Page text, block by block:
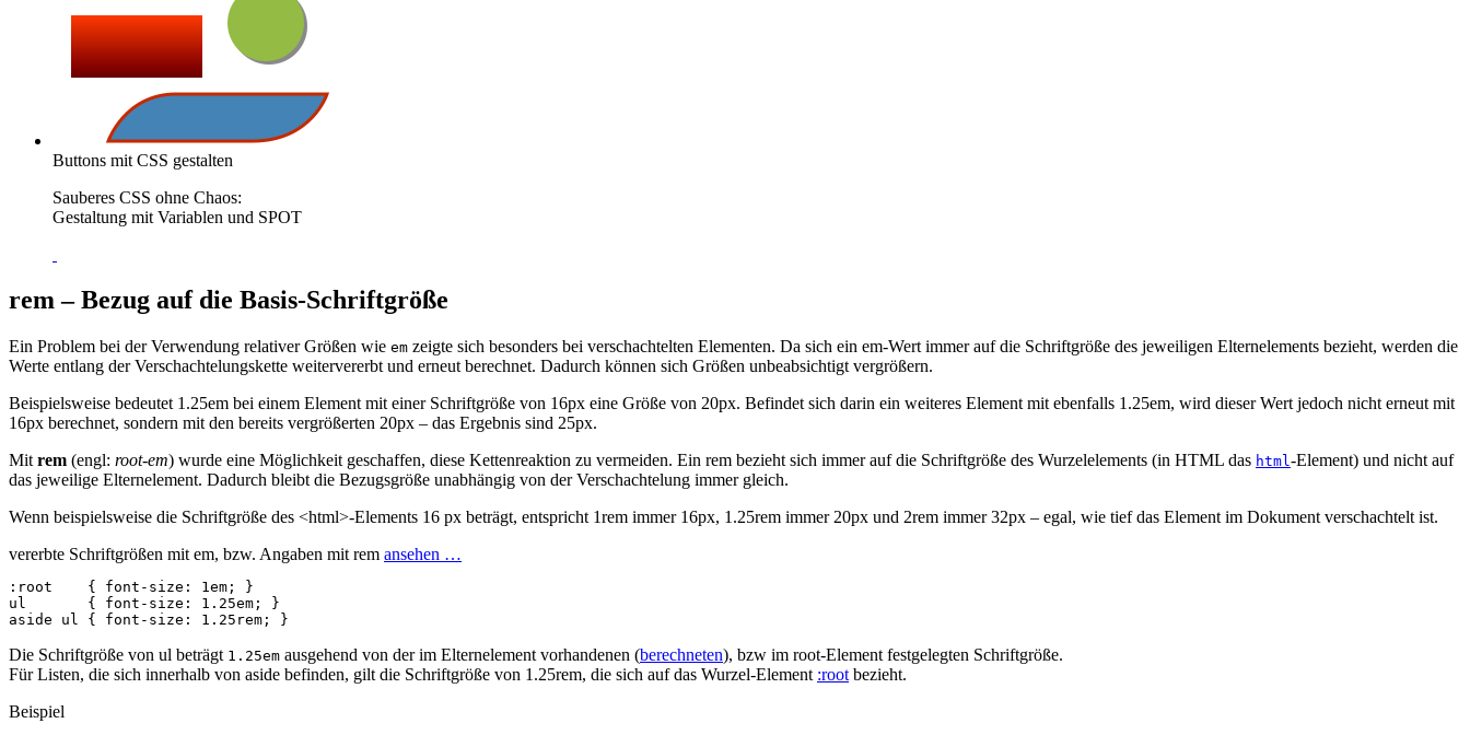
Buttons mit CSS gestalten
Sauberes CSS ohne Chaos:
Gestaltung mit Variablen und SPOT
rem – Bezug auf die Basis-Schriftgröße
Ein Problem bei der Verwendung relativer Größen wie em zeigte sich besonders bei verschachtelten Elementen. Da sich ein em-Wert immer auf die Schriftgröße des jeweiligen Elternelements bezieht, werden die
Werte entlang der Verschachtelungskette weitervererbt und erneut berechnet. Dadurch können sich Größen unbeabsichtigt vergrößern.
Beispielsweise bedeutet 1.25em bei einem Element mit einer Schriftgröße von 16px eine Größe von 20px. Befindet sich darin ein weiteres Element mit ebenfalls 1.25em, wird dieser Wert jedoch nicht erneut mit
16px berechnet, sondern mit den bereits vergrößerten 20px – das Ergebnis sind 25px.
Mit rem (engl: root-em) wurde eine Möglichkeit geschaffen, diese Kettenreaktion zu vermeiden. Ein rem bezieht sich immer auf die Schriftgröße des Wurzelelements (in HTML das html-Element) und nicht auf
das jeweilige Elternelement. Dadurch bleibt die Bezugsgröße unabhängig von der Verschachtelung immer gleich.
Wenn beispielsweise die Schriftgröße des <html>-Elements 16 px beträgt, entspricht 1rem immer 16px, 1.25rem immer 20px und 2rem immer 32px – egal, wie tief das Element im Dokument verschachtelt ist.
vererbte Schriftgrößen mit em, bzw. Angaben mit rem ansehen …
:root { font-size : 1em ;
}
ul
{ font-size : 1.25em ;
}
aside
ul { font-size : 1 . 25 rem ; }
Die Schriftgröße von ul beträgt 1.25em ausgehend von der im Elternelement vorhandenen (berechneten), bzw im root-Element festgelegten Schriftgröße.
Für Listen, die sich innerhalb von aside befinden, gilt die Schriftgröße von 1.25rem, die sich auf das Wurzel-Element :root bezieht.
Beispiel